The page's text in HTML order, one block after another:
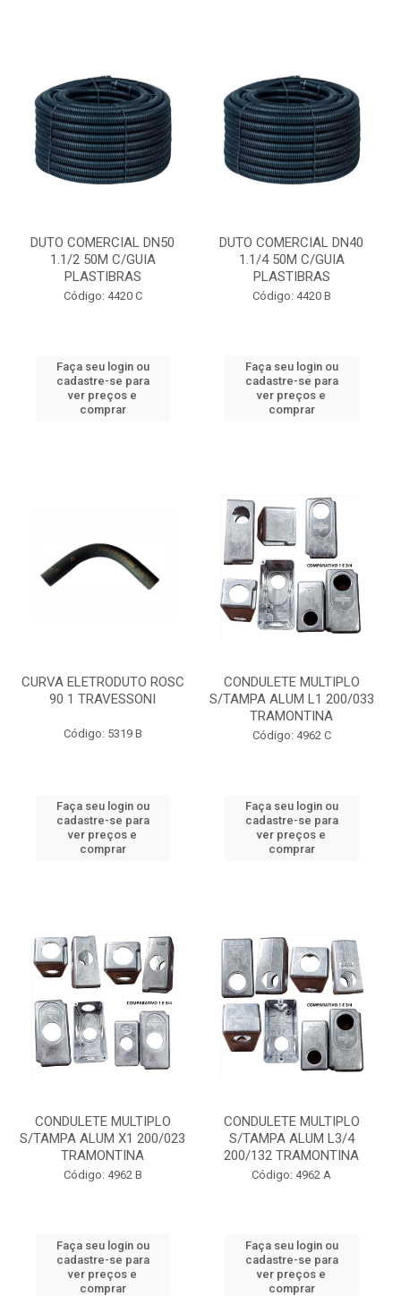
DUTO COMERCIAL DN50
1.1/2 50M C/GUIA
PLASTIBRAS
Código: 4420 C
Faça seu login ou
cadastre-se para
ver preços e
comprar
DUTO COMERCIAL DN40
1.1/4 50M C/GUIA
PLASTIBRAS
Código: 4420 B
Faça seu login ou
cadastre-se para
ver preços e
comprar
CURVA ELETRODUTO ROSC
90 1 TRAVESSONI
Código: 5319 B
Faça seu login ou
cadastre-se para
ver preços e
comprar
CONDULETE MULTIPLO
S/TAMPA ALUM L1 200/033
TRAMONTINA
Código: 4962 C
Faça seu login ou
cadastre-se para
ver preços e
comprar
CONDULETE MULTIPLO
S/TAMPA ALUM X1 200/023
TRAMONTINA
Código: 4962 B
Faça seu login ou
cadastre-se para
ver preços e
comprar
CONDULETE MULTIPLO
S/TAMPA ALUM L3/4
200/132 TRAMONTINA
Código: 4962 A
Faça seu login ou
cadastre-se para
ver preços e
comprar